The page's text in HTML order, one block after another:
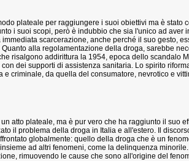
plateale per raggiungere i suoi obiettivi ma è stato
i suoi scopi, però è indubbio che sia l'unico ad aver
scarcerazione, anche perché il suo gesto,
alla regolamentazione della droga, sarebbe
risalgono addirittura la 1954, epoca dello scandalo
dei supporti di assistenza sanitaria. Lo spirito
e criminale, da quella del consumatore, nevrotico e
atto plateale, ma è pur vero che ha raggiunto il suo
il problema della droga in Italia e all'estero. Il
globalmente: quello della droga che è un
ad altri fenomeni, come la delinquenza
rimuovendo le cause che sono all'origine del